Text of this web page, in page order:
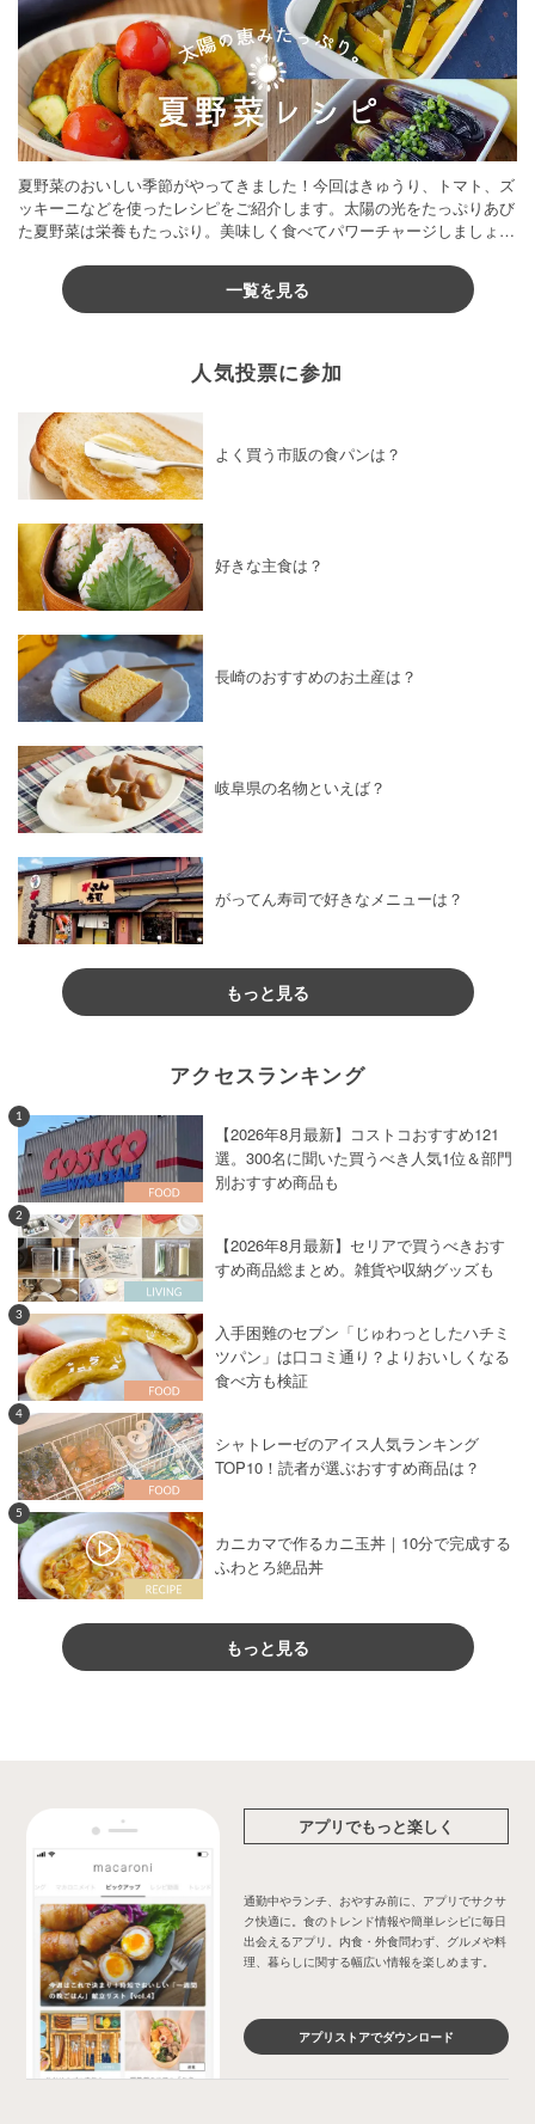
夏野菜のおいしい季節がやってきました！今回はきゅうり、トマト、ズ
ッキーニなどを使ったレシピをご紹介します。太陽の光をたっぷりあび
た夏野菜は栄養もたっぷり。美味しく食べてパワーチャージしましょう
一覧を見る
人気投票に参加
よく買う市販の食パンは？
好きな主食は？
長崎のおすすめのお土産は？
岐阜県の名物といえば？
がってん寿司で好きなメニューは？
もっと見る
アクセスランキング
1
【2026年8月最新】コストコおすすめ121
選。300名に聞いた買うべき人気1位＆部門
別おすすめ商品も
2
【2026年8月最新】セリアで買うべきおす
すめ商品総まとめ。雑貨や収納グッズも
3
入手困難のセブン「じゅわっとしたハチミ
ツパン」は口コミ通り？よりおいしくなる
食べ方も検証
4
シャトレーゼのアイス人気ランキング
TOP10！読者が選ぶおすすめ商品は？
5
カニカマで作るカニ玉丼｜10分で完成する
ふわとろ絶品丼
もっと見る
アプリでもっと楽しく
通勤中やランチ、おやすみ前に、アプリでサクサ
ク快適に。食のトレンド情報や簡単レシピに毎日
出会えるアプリ。内食・外食問わず、グルメや料
理、暮らしに関する幅広い情報を楽しめます。
アプリストアでダウンロード